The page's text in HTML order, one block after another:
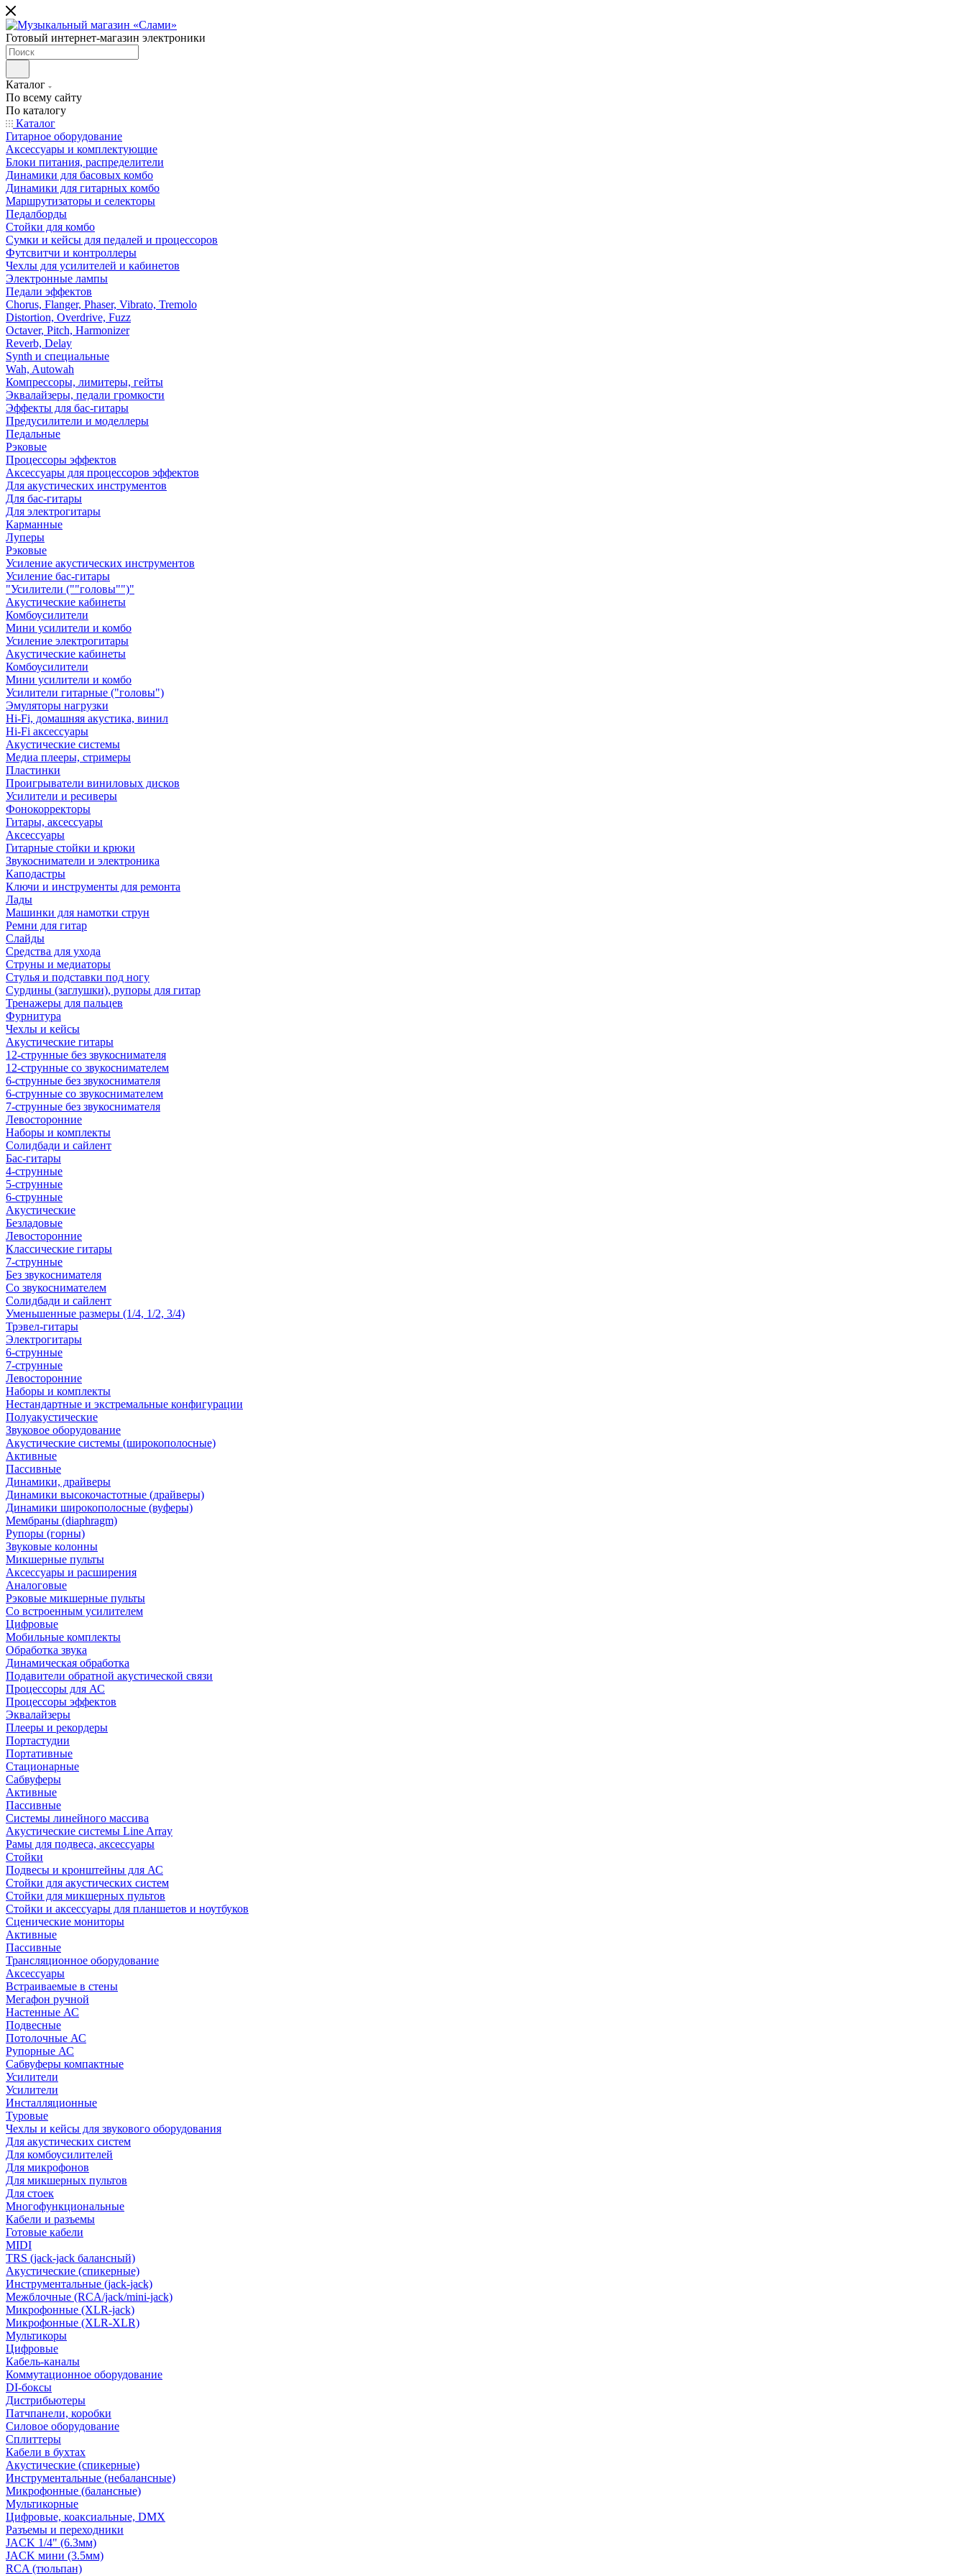
Готовый интернет-магазин электроники
Каталог
По всему сайту
По каталогу
Каталог
Гитарное оборудование
Аксессуары и комплектующие
Блоки питания, распределители
Динамики для басовых комбо
Динамики для гитарных комбо
Маршрутизаторы и селекторы
Педалборды
Стойки для комбо
Сумки и кейсы для педалей и процессоров
Футсвитчи и контроллеры
Чехлы для усилителей и кабинетов
Электронные лампы
Педали эффектов
Chorus, Flanger, Phaser, Vibrato, Tremolo
Distortion, Overdrive, Fuzz
Octaver, Pitch, Harmonizer
Reverb, Delay
Synth и специальные
Wah, Autowah
Компрессоры, лимитеры, гейты
Эквалайзеры, педали громкости
Эффекты для бас-гитары
Предусилители и моделлеры
Педальные
Рэковые
Процессоры эффектов
Аксессуары для процессоров эффектов
Для акустических инструментов
Для бас-гитары
Для электрогитары
Карманные
Луперы
Рэковые
Усиление акустических инструментов
Усиление бас-гитары
"Усилители (""головы"")"
Акустические кабинеты
Комбоусилители
Мини усилители и комбо
Усиление электрогитары
Акустические кабинеты
Комбоусилители
Мини усилители и комбо
Усилители гитарные ("головы")
Эмуляторы нагрузки
Hi-Fi, домашняя акустика, винил
Hi-Fi аксессуары
Акустические системы
Медиа плееры, стримеры
Пластинки
Проигрыватели виниловых дисков
Усилители и ресиверы
Фонокорректоры
Гитары, аксессуары
Аксессуары
Гитарные стойки и крюки
Звукосниматели и электроника
Каподастры
Ключи и инструменты для ремонта
Лады
Машинки для намотки струн
Ремни для гитар
Слайды
Средства для ухода
Струны и медиаторы
Стулья и подставки под ногу
Сурдины (заглушки), рупоры для гитар
Тренажеры для пальцев
Фурнитура
Чехлы и кейсы
Акустические гитары
12-струнные без звукоснимателя
12-струнные со звукоснимателем
6-струнные без звукоснимателя
6-струнные со звукоснимателем
7-струнные без звукоснимателя
Левосторонние
Наборы и комплекты
Солидбади и сайлент
Бас-гитары
4-струнные
5-струнные
6-струнные
Акустические
Безладовые
Левосторонние
Классические гитары
7-струнные
Без звукоснимателя
Со звукоснимателем
Солидбади и сайлент
Уменьшенные размеры (1/4, 1/2, 3/4)
Трэвел-гитары
Электрогитары
6-струнные
7-струнные
Левосторонние
Наборы и комплекты
Нестандартные и экстремальные конфигурации
Полуакустические
Звуковое оборудование
Акустические системы (широкополосные)
Активные
Пассивные
Динамики, драйверы
Динамики высокочастотные (драйверы)
Динамики широкополосные (вуферы)
Мембраны (diaphragm)
Рупоры (горны)
Звуковые колонны
Микшерные пульты
Аксессуары и расширения
Аналоговые
Рэковые микшерные пульты
Со встроенным усилителем
Цифровые
Мобильные комплекты
Обработка звука
Динамическая обработка
Подавители обратной акустической связи
Процессоры для АС
Процессоры эффектов
Эквалайзеры
Плееры и рекордеры
Портастудии
Портативные
Стационарные
Сабвуферы
Активные
Пассивные
Системы линейного массива
Акустические системы Line Array
Рамы для подвеса, аксессуары
Стойки
Подвесы и кронштейны для АС
Стойки для акустических систем
Стойки для микшерных пультов
Стойки и аксессуары для планшетов и ноутбуков
Сценические мониторы
Активные
Пассивные
Трансляционное оборудование
Аксессуары
Встраиваемые в стены
Мегафон ручной
Настенные АС
Подвесные
Потолочные АС
Рупорные АС
Сабвуферы компактные
Усилители
Усилители
Инсталляционные
Туровые
Чехлы и кейсы для звукового оборудования
Для акустических систем
Для комбоусилителей
Для микрофонов
Для микшерных пультов
Для стоек
Многофункциональные
Кабели и разъемы
Готовые кабели
MIDI
TRS (jack-jack балансный)
Акустические (спикерные)
Инструментальные (jack-jack)
Межблочные (RCA/jack/mini-jack)
Микрофонные (XLR-jack)
Микрофонные (XLR-XLR)
Мультикоры
Цифровые
Кабель-каналы
Коммутационное оборудование
DI-боксы
Дистрибьютеры
Патчпанели, коробки
Силовое оборудование
Сплиттеры
Кабели в бухтах
Акустические (спикерные)
Инструментальные (небалансные)
Микрофонные (балансные)
Мультикорные
Цифровые, коаксиальные, DMX
Разъемы и переходники
JACK 1/4" (6.3мм)
JACK мини (3.5мм)
RCA (тюльпан)